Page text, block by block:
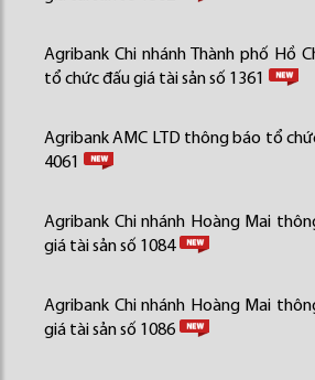
Agribank Chi nhánh Thành phố Hồ
tổ chức đấu giá tài sản số 1361
Agribank AMC LTD thông báo tổ
4061
Agribank Chi nhánh Hoàng Mai
giá tài sản số 1084
Agribank Chi nhánh Hoàng Mai
giá tài sản số 1086